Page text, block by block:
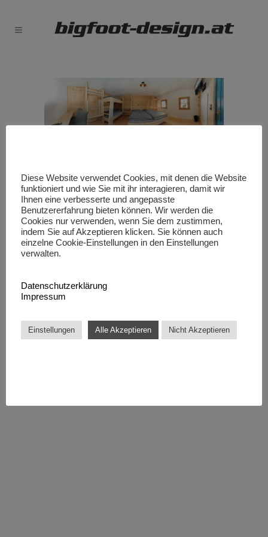
Diese Website verwendet Cookies, mit denen die Website
funktioniert und wie Sie mit ihr interagieren, damit wir
Ihnen eine verbesserte und angepasste
Benutzererfahrung bieten können. Wir werden die
Cookies nur verwenden, wenn Sie dem zustimmen,
indem Sie auf Akzeptieren klicken. Sie können auch
einzelne Cookie-Einstellungen in den Einstellungen
verwalten.
Datenschutzerklärung
Impressum
Einstellungen Alle Akzeptieren Nicht Akzeptieren